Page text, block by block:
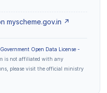
myscheme.gov.in ↗
Government Open Data License -
is not affiliated with any
please visit the official ministry